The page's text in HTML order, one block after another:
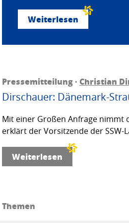
Weiterlesen
Pressemitteilung · Christian
Dirschauer: Dänemark-
Mit einer Großen Anfrage nimmt
erklärt der Vorsitzende der
Weiterlesen
Themen